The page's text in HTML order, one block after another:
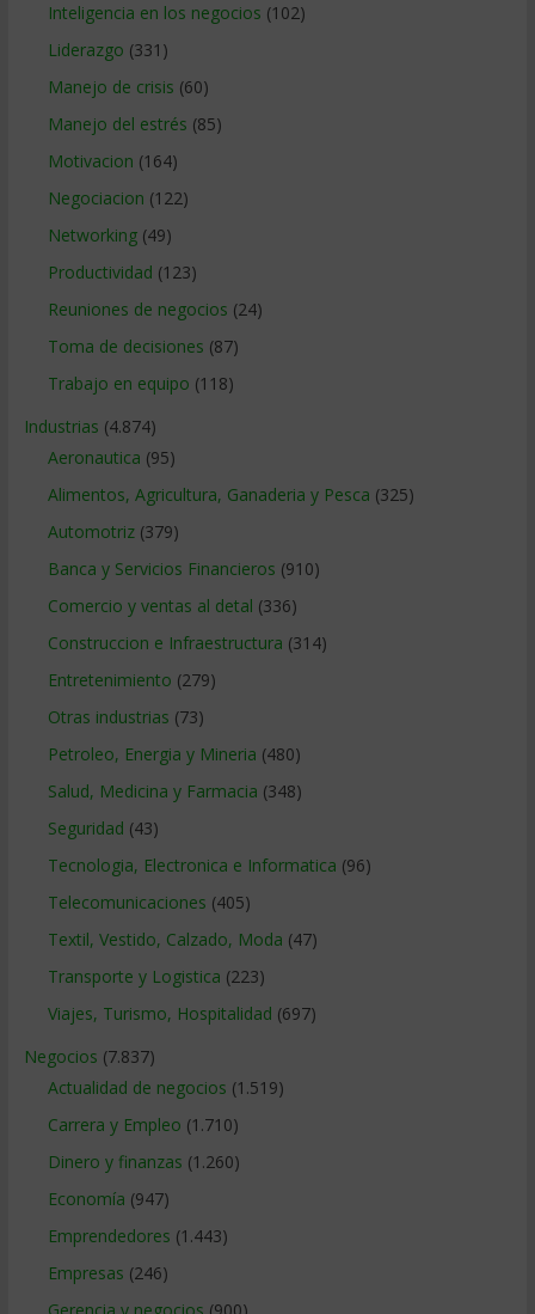
Inteligencia en los negocios (102)
Liderazgo (331)
Manejo de crisis (60)
Manejo del estrés (85)
Motivacion (164)
Negociacion (122)
Networking(49)
Productividad (123)
Reuniones de negocios (24)
Toma de decisiones (87)
Trabajo en equipo (118)
Industrias (4.874)
Aeronautica (95)
Alimentos, Agricultura, Ganaderia y Pesca (325)
Automotriz(379)
Banca y Servicios Financieros (910)
Comercio y ventas al detal (336)
Construccion e Infraestructura (314)
Entretenimiento (279)
Otras industrias (73)
Petroleo, Energia y Mineria (480)
Salud, Medicina y Farmacia (348)
Seguridad (43)
Tecnologia, Electronica e Informatica (96)
Telecomunicaciones (405)
Textil, Vestido, Calzado, Moda (47)
Transporte y Logistica (223)
Viajes, Turismo, Hospitalidad (697)
Negocios (7.837)
Actualidad de negocios (1.519)
Carrera y Empleo (1.710)
Dinero y finanzas (1.260)
Economía (947)
Emprendedores (1.443)
Empresas (246)